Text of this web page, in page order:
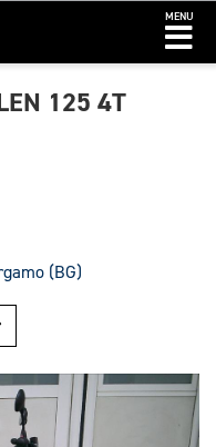
MENU
125 4T
(BG)